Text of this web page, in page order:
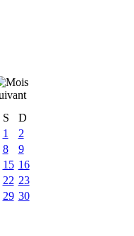
S
D
1
2
8
9
15 16
22 23
29 30